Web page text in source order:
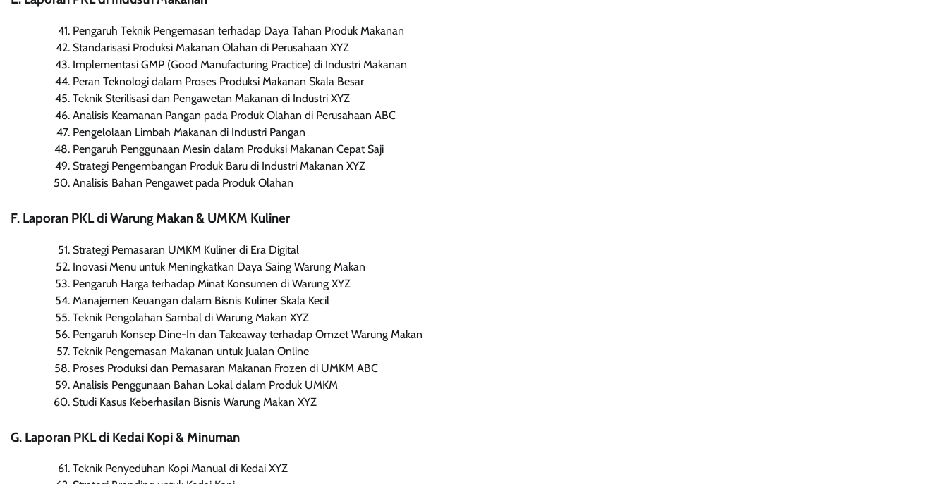
Pengaruh Teknik Pengemasan terhadap Daya Tahan Produk Makanan
Standarisasi Produksi Makanan Olahan di Perusahaan XYZ
Implementasi GMP (Good Manufacturing Practice) di Industri Makanan
Peran Teknologi dalam Proses Produksi Makanan Skala Besar
Teknik Sterilisasi dan Pengawetan Makanan di Industri XYZ
Analisis Keamanan Pangan pada Produk Olahan di Perusahaan ABC
Pengelolaan Limbah Makanan di Industri Pangan
Pengaruh Penggunaan Mesin dalam Produksi Makanan Cepat Saji
Strategi Pengembangan Produk Baru di Industri Makanan XYZ
Analisis Bahan Pengawet pada Produk Olahan
F. Laporan PKL di Warung Makan & UMKM Kuliner
Strategi Pemasaran UMKM Kuliner di Era Digital
Inovasi Menu untuk Meningkatkan Daya Saing Warung Makan
Pengaruh Harga terhadap Minat Konsumen di Warung XYZ
Manajemen Keuangan dalam Bisnis Kuliner Skala Kecil
Teknik Pengolahan Sambal di Warung Makan XYZ
Pengaruh Konsep Dine-In dan Takeaway terhadap Omzet Warung Makan
Teknik Pengemasan Makanan untuk Jualan Online
Proses Produksi dan Pemasaran Makanan Frozen di UMKM ABC
Analisis Penggunaan Bahan Lokal dalam Produk UMKM
Studi Kasus Keberhasilan Bisnis Warung Makan XYZ
G. Laporan PKL di Kedai Kopi & Minuman
Teknik Penyeduhan Kopi Manual di Kedai XYZ